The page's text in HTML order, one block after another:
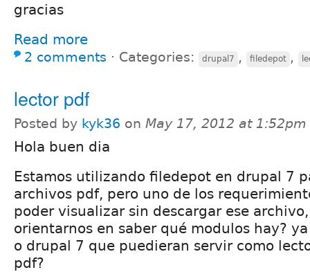
gracias
Read more
2 comments ⋅ Categories: drupal7 , filedepot ,
lector pdf
Posted by kyk36 on May 17, 2012 at 1:52pm
Hola buen dia
Estamos utilizando filedepot en drupal 7
archivos pdf, pero uno de los
poder visualizar sin descargar ese
orientarnos en saber qué modulos hay?
o drupal 7 que puedieran servir como
pdf?